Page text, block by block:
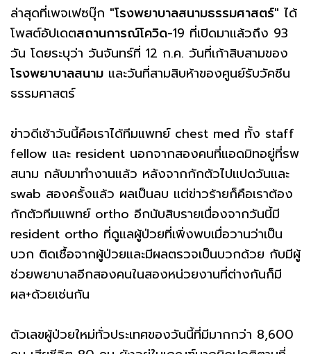
ล่าสุดที่เพจเฟซบุ๊ก "โรงพยาบาลสนามธรรมศาสตร์" ได้
โพสต์อัปเดตสถานการณ์โควิด-19 ที่เปิดมาแล้วถึง 93
วัน โดยระบุว่า วันจันทร์ที่ 12 ก.ค. วันที่เก้าสิบสามของ
โรงพยาบาลสนาม และวันที่สามสิบห้าของศูนย์รับวัคซีน
ธรรมศาสตร์
ข่าวดีเช้าวันนี้คือเราได้ทีมแพทย์ chest med ทั้ง staff
fellow และ resident นอกจากสองคนที่แอดมิทอยู่ที่รพ
สนาม กลับมาทำงานแล้ว หลังจากกักตัวไปแปดวันและ
swab สองครั้งแล้ว ผลเป็นลบ แต่ข่าวร้ายก็คือเราต้อง
กักตัวทีมแพทย์ ortho อีกนับสิบรายเนื่องจากวันนี้มี
resident ortho ที่ดูแลผู้ป่วยที่เพิ่งพบเมื่อวานว่าเป็น
บวก ติดเชื้อจากผู้ป่วยและมีผลตรวจเป็นบวกด้วย กับมีผู้
ช่วยพยาบาลอีกสองคนในสองหน่วยงานที่ต่างกันก็มี
ผล+ด้วยเช่นกัน
ตัวเลขผู้ป่วยใหม่ทั่วประเทศของวันนี้ที่มีมากกว่า 8,600